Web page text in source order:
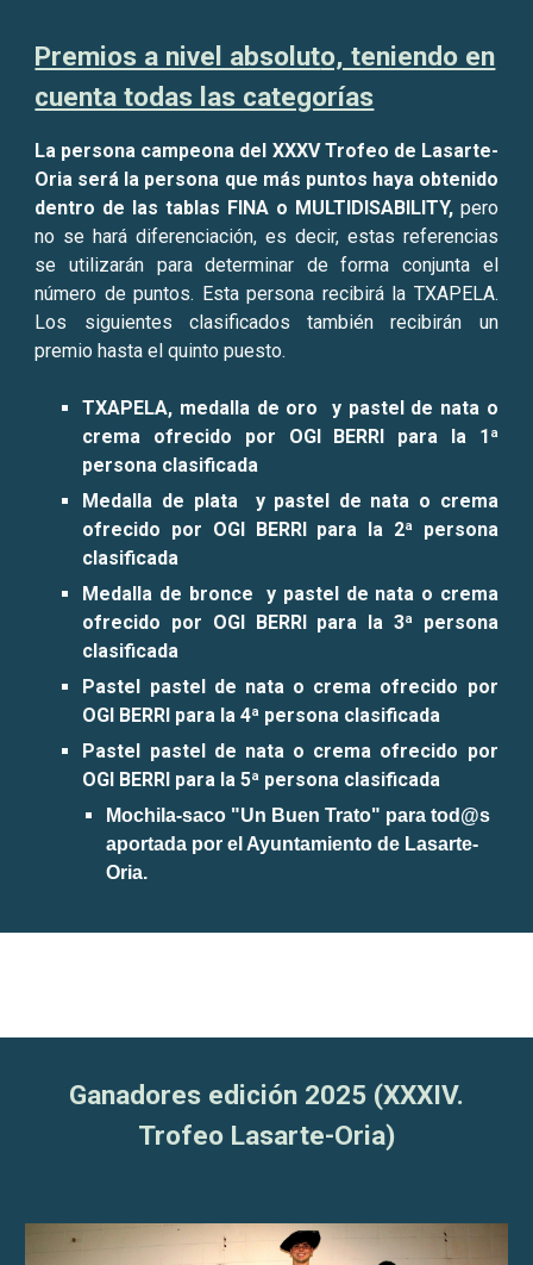
Premios a nivel absoluto, teniendo en
cuenta todas las categorías
La persona campeona del XXXVTrofeo de Lasarte-
Oria será la persona que más puntos haya obtenido
dentro de las tablas FINA o MULTIDISABILITY,pero
no se hará diferenciación, es decir, estas referencias
se utilizarán para determinar de forma conjunta el
número de puntos. Esta persona recibirá la TXAPELA.
Los siguientes clasificados también recibirán un
premio hasta elquintopuesto.
TXAPELA, medalla de oro y pastel de nata o
crema ofrecido por OGI BERRI para la 1ª
persona clasificada
Medalla de plata y pastel de nata o crema
ofrecido por OGI BERRI para la 2ª persona
clasificada
Medalla de bronce y pastel de nata o crema
ofrecido por OGI BERRI para la 3ª persona
clasificada
Pastel pastel de nata o crema ofrecido por
OGI BERRI para la 4ª persona clasificada
Pastel pastel de nata o crema ofrecido por
OGI BERRI para la 5ª persona clasificada
Mochila-saco "Un Buen Trato" para tod@s
aportada por el Ayuntamiento de Lasarte-
Oria.
Ganadores edición 2025 (XXXIV.
Trofeo Lasarte-Oria)